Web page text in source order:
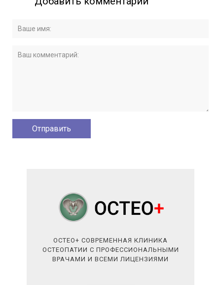
ОСТЕО+ СОВРЕМЕННАЯ КЛИНИКА
ОСТЕОПАТИИ С ПРОФЕССИОНАЛЬНЫМИ
ВРАЧАМИ И ВСЕМИ ЛИЦЕНЗИЯМИ